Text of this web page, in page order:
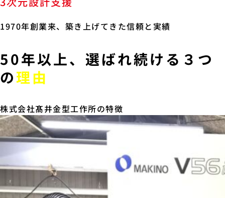
1970年創業来、築き上げてきた信頼と実績
50年以上、選ばれ続ける３つ
の理由
株式会社髙井金型工作所の特徴